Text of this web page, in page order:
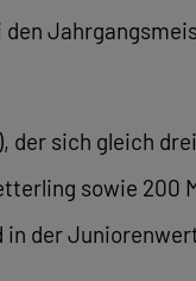
der sich gleich
sowie
in der